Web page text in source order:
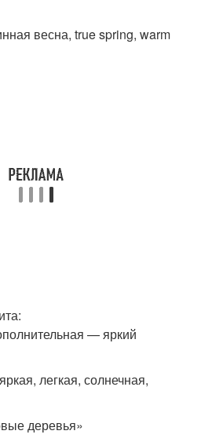
весна, true spring, warm
— яркий
легкая, солнечная,
деревья»